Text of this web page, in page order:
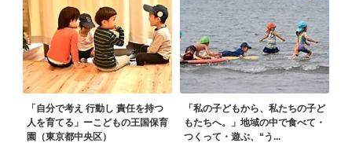
「自分で考え 行動し 責任を持つ
人を育てる」ーこどもの王国保育
園（東京都中央区）
「私の子どもから、私たちの子ど
もたちへ。」地域の中で食べて・
つくって・遊ぶ、“う...